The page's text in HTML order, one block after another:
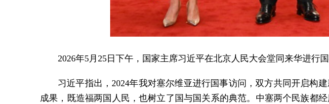
2026年5月25日下午，国家主席习近平在北京人民大会堂同来华进行
习近平指出，2024年我对塞尔维亚进行国事访问，双方共同开启构
成果，既造福两国人民，也树立了国与国关系的典范。中塞两个民族都